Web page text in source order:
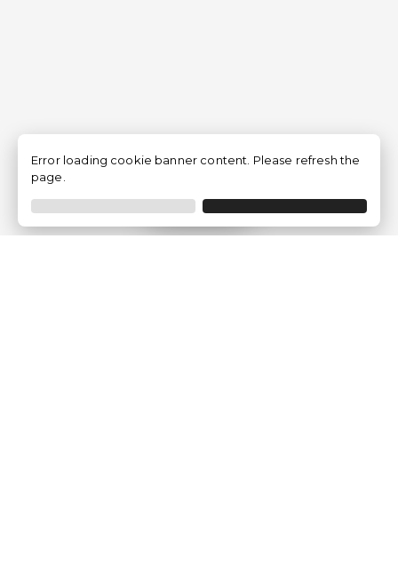
Filtrar
Error loading cookie banner content. Please refresh the
page.